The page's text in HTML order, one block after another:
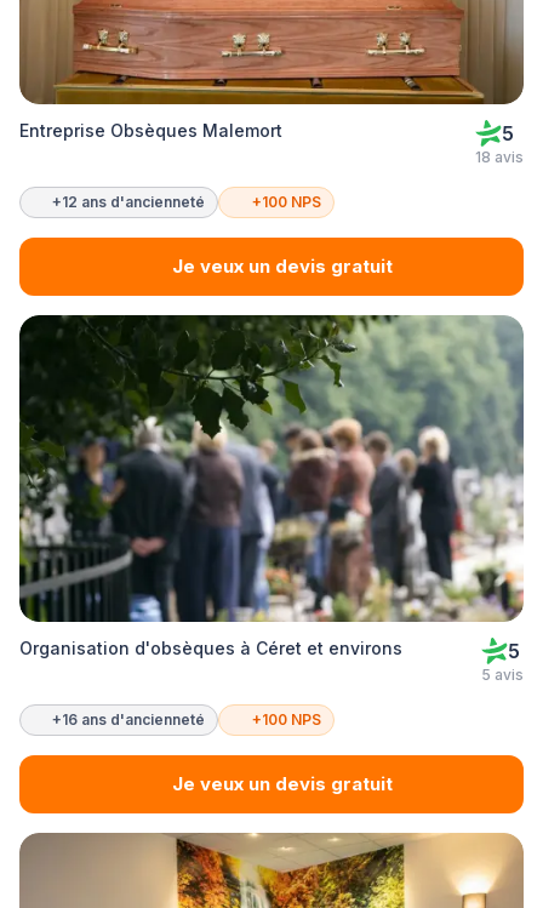
Entreprise Obsèques Malemort 5
18 avis
+12 ans d'ancienneté +100 NPS
Je veux un devis gratuit
Organisation d'obsèques à Céret et environs 5
5 avis
+16 ans d'ancienneté +100 NPS
Je veux un devis gratuit